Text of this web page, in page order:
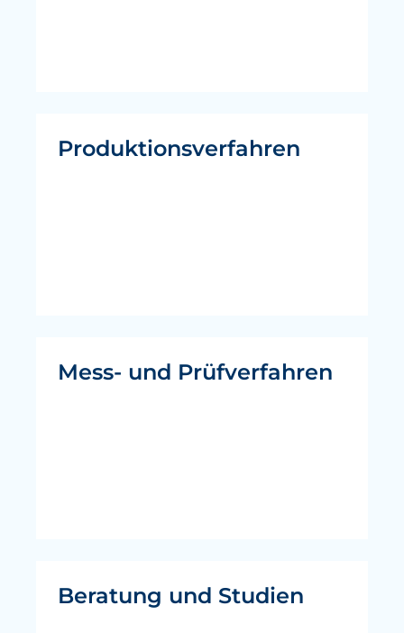
Produktionsverfahren
Mess- und Prüfverfahren
Beratung und Studien